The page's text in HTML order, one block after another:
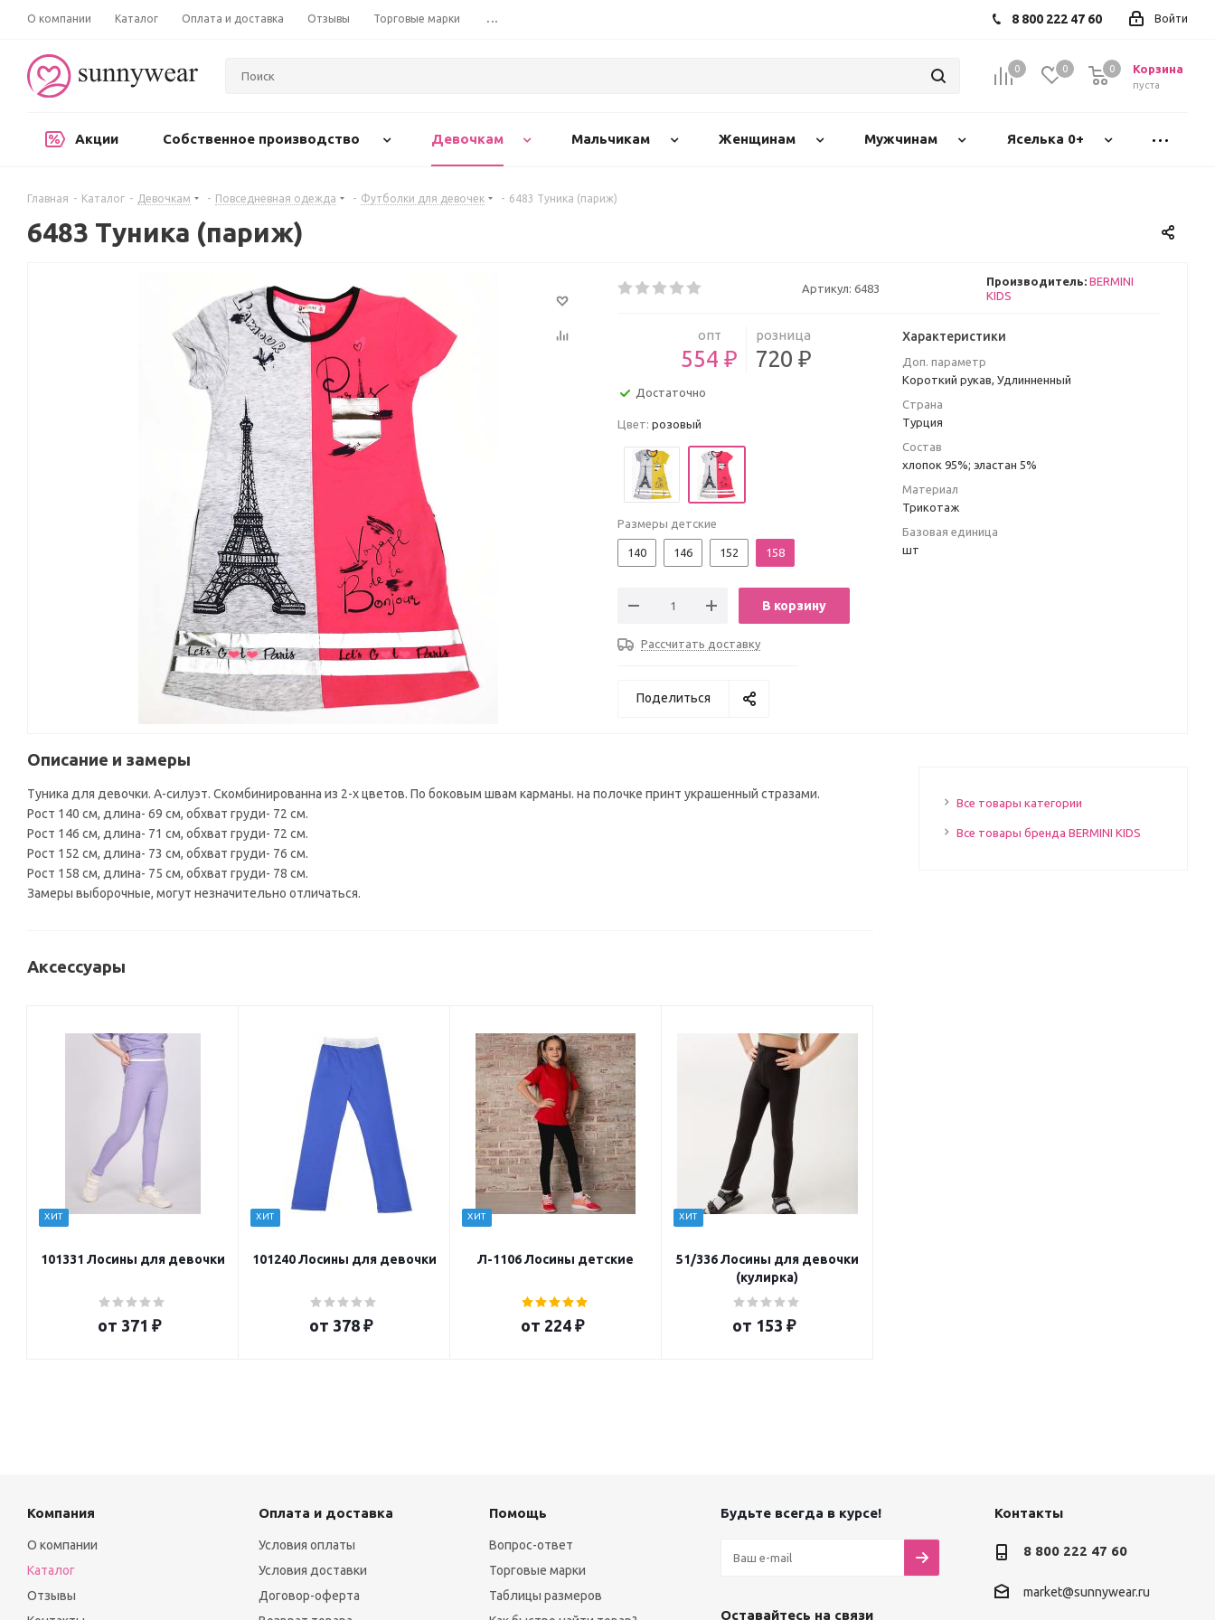
О компании Каталог Оплата и доставка Отзывы Торговые марки ... Войти
8 800 222 47 60
0 0 Корзина
пуста
0
Акции Собственное производство Девочкам Мальчикам Женщинам Мужчинам Яселька 0+
Главная - Каталог - Девочкам - Повседневная одежда - Футболки для девочек - 6483 Туника (париж)
6483 Туника (париж)
Артикул: 6483
Производитель: BERMINI
KIDS
опт
554 ₽
розница
720 ₽
Достаточно
Цвет: розовый
Размеры детские
140 146 152 158
В корзину
Рассчитать доставку
Характеристики
Доп. параметр
Короткий рукав, Удлинненный
Страна
Турция
Состав
хлопок 95%; эластан 5%
Материал
Трикотаж
Базовая единица
шт
Поделиться
Описание и замеры
Туника для девочки. А-силуэт. Скомбинированна из 2-х цветов. По боковым швам карманы. на полочке принт украшенный стразами.
Рост 140 см, длина- 69 см, обхват груди- 72 см.
Рост 146 см, длина- 71 см, обхват груди- 72 см.
Рост 152 см, длина- 73 см, обхват груди- 76 см.
Рост 158 см, длина- 75 см, обхват груди- 78 см.
Замеры выборочные, могут незначительно отличаться.
Аксессуары
ХИТ
101331 Лосины для девочки
от 371 ₽
ХИТ
101240 Лосины для девочки
от 378 ₽
ХИТ
Л-1106 Лосины детские
от 224 ₽
ХИТ
51/336 Лосины для девочки
(кулирка)
от 153 ₽
Все товары категории
Все товары бренда BERMINI KIDS
Компания
О компании
Каталог
Отзывы
Оплата и доставка
Условия оплаты
Условия доставки
Договор-оферта
Помощь
Вопрос-ответ
Торговые марки
Таблицы размеров
Будьте всегда в курсе!
Оставайтесь на связи
Контакты
8 800 222 47 60
market@sunnywear.ru